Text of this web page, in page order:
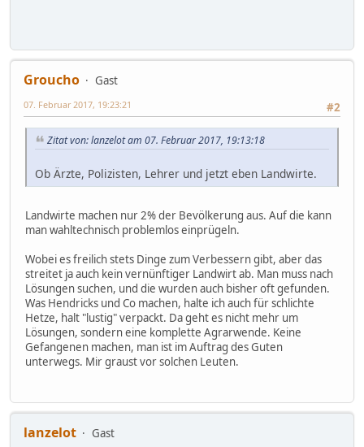
Groucho
Gast
#2
07. Februar 2017, 19:23:21
Zitat von: lanzelot am 07. Februar 2017, 19:13:18
Ob Ärzte, Polizisten, Lehrer und jetzt eben Landwirte.
Landwirte machen nur 2% der Bevölkerung aus. Auf die kann
man wahltechnisch problemlos einprügeln.
Wobei es freilich stets Dinge zum Verbessern gibt, aber das
streitet ja auch kein vernünftiger Landwirt ab. Man muss nach
Lösungen suchen, und die wurden auch bisher oft gefunden.
Was Hendricks und Co machen, halte ich auch für schlichte
Hetze, halt "lustig" verpackt. Da geht es nicht mehr um
Lösungen, sondern eine komplette Agrarwende. Keine
Gefangenen machen, man ist im Auftrag des Guten
unterwegs. Mir graust vor solchen Leuten.
lanzelot
Gast